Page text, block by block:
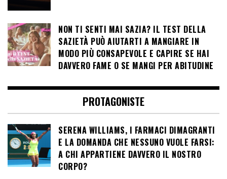
NON TI SENTI MAI SAZIA? IL TEST DELLA
SAZIETÀ PUÒ AIUTARTI A MANGIARE IN
MODO PIÙ CONSAPEVOLE E CAPIRE SE HAI
DAVVERO FAME O SE MANGI PER ABITUDINE
PROTAGONISTE
SERENA WILLIAMS, I FARMACI DIMAGRANTI
E LA DOMANDA CHE NESSUNO VUOLE FARSI:
A CHI APPARTIENE DAVVERO IL NOSTRO
CORPO?